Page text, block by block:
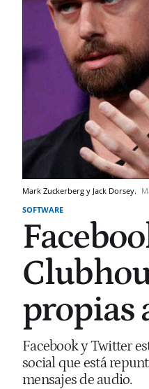
Mark Zuckerberg y Jack Dorsey.
SOFTWARE
propias
Facebook y Twitter
social que está
mensajes de audio.